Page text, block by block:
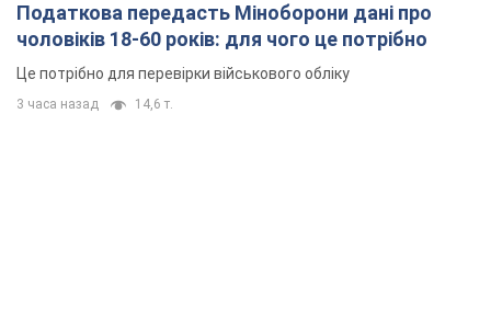
Податкова передасть Міноборони дані про
чоловіків 18-60 років: для чого це потрібно
Це потрібно для перевірки військового обліку
3 часа назад 14,6 т.